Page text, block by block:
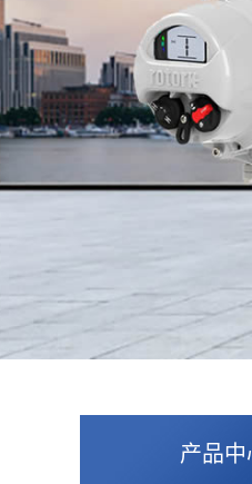
产品